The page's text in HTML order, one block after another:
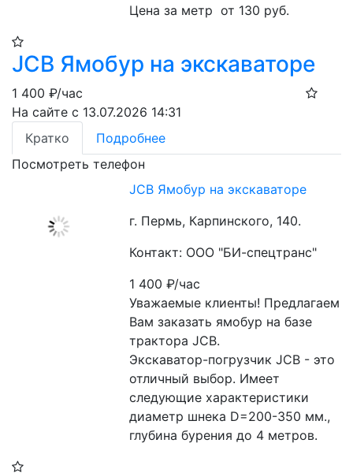
Цена за метр  от 130 руб.
JCB Ямобур на экскаваторе
1 400 ₽/час
На сайте с 13.07.2026 14:31
Кратко
Подробнее
Посмотреть телефон
JCB Ямобур на экскаваторе
г. Пермь, Карпинского, 140.
Контакт: ООО "БИ-спецтранс"
1 400₽/час
Уважаемые клиенты! Предлагаем
Вам заказать ямобур на базе
трактора JCB.
Экскаватор-погрузчик JCB - это
отличный выбор. Имеет
следующие характеристики
диаметр шнека D=200-350 мм.,
глубина бурения до 4 метров.